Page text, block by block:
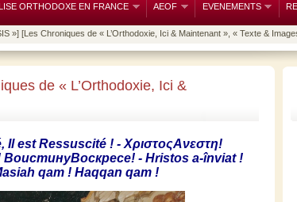
ORTHODOXE EN FRANCE AEOF EVENEMENTS
»] [Les Chroniques de « L’Orthodoxie, Ici & Maintenant », « Texte &
de « L’Orthodoxie, Ici &
, Ilest Ressuscité! - ΧριστοςΑνεστη!
ВоистинуВоскресе! - Hristos a-înviat!
qam! Haqqan qam!